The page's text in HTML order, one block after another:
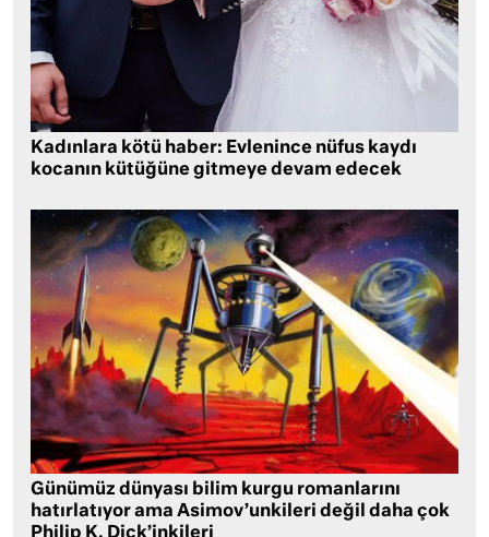
Kadınlara kötü haber: Evlenince nüfus kaydı
kocanın kütüğüne gitmeye devam edecek
Günümüz dünyası bilim kurgu romanlarını
hatırlatıyor ama Asimov’unkileri değil daha çok